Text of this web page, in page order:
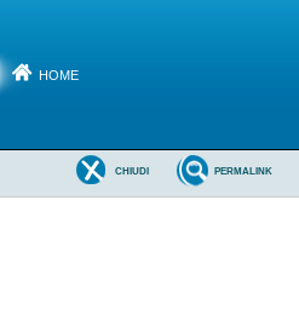
HOME
PERMALINK
CHIUDI